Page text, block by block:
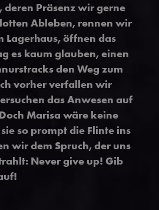
deren Präsenz wir gerne
Ableben, rennen wir
Lagerhaus, öffnen das
es kaum glauben, einen
den Weg zum
vorher verfallen wir
das Anwesen auf
Marisa wäre keine
so prompt die Flinte ins
wir dem Spruch, der uns
Never give up! Gib